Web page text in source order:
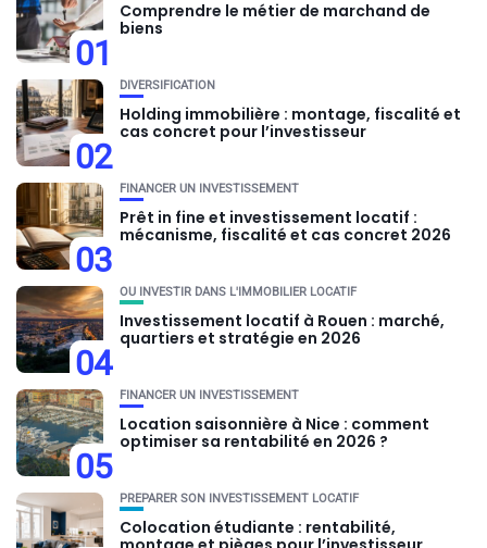
01
Comprendre le métier de marchand de
biens
02
DIVERSIFICATION
Holding immobilière : montage, fiscalité et
cas concret pour l’investisseur
03
FINANCER UN INVESTISSEMENT
Prêt in fine et investissement locatif :
mécanisme, fiscalité et cas concret 2026
04
OU INVESTIR DANS L'IMMOBILIER LOCATIF
Investissement locatif à Rouen : marché,
quartiers et stratégie en 2026
05
FINANCER UN INVESTISSEMENT
Location saisonnière à Nice : comment
optimiser sa rentabilité en 2026 ?
PRÉPARER SON INVESTISSEMENT LOCATIF
Colocation étudiante : rentabilité,